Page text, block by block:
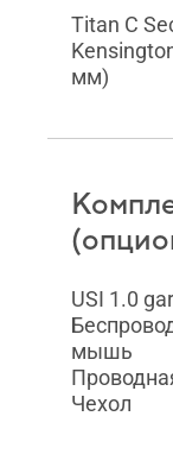
Titan C
мм)
USI 1.0
мышь
Чехол